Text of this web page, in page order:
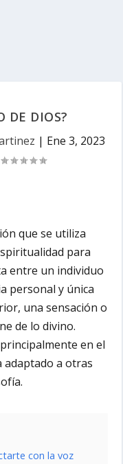
DE DIOS?
| Ene 3, 2023
que se utiliza
para
entre un individuo
personal y única
una sensación o
de lo divino.
en el
a otras
con la voz